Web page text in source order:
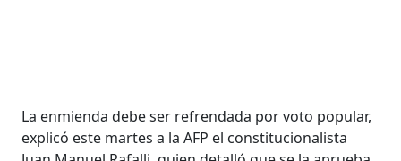
La enmienda debe ser refrendada por voto popular,
explicó este martes a la AFP el constitucionalista